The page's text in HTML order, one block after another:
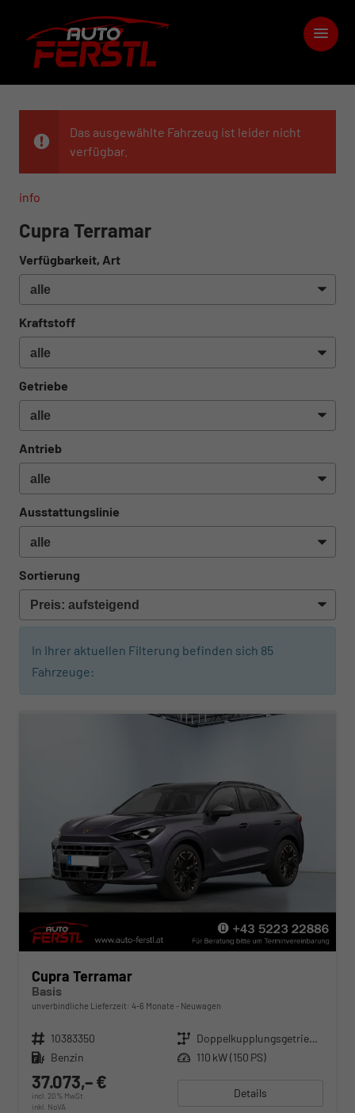
Das ausgewählte Fahrzeug ist leider nicht
verfügbar.
info
Cupra Terramar
Verfügbarkeit, Art
Kraftstoff
Getriebe
Antrieb
Ausstattungslinie
Sortierung
In Ihrer aktuellen Filterung befinden sich 85
Fahrzeuge:
Cupra Terramar
Basis
unverbindliche Lieferzeit: 4-6 Monate Neuwagen
Fahrzeugnr. 10383350 Getriebe
Doppelkupplungsgetriebe (DSG)
Kraftstoff Benzin Leistung 110 kW (150 PS)
37.073,– €
incl. 20% MwSt.
inkl. NoVA
Details